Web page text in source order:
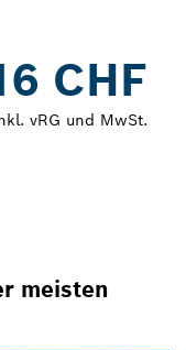
CHF
vRG und MwSt.
meisten